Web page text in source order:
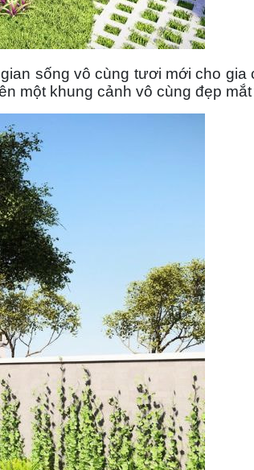
sống vô cùng tươi mới cho
một khung cảnh vô cùng đẹp